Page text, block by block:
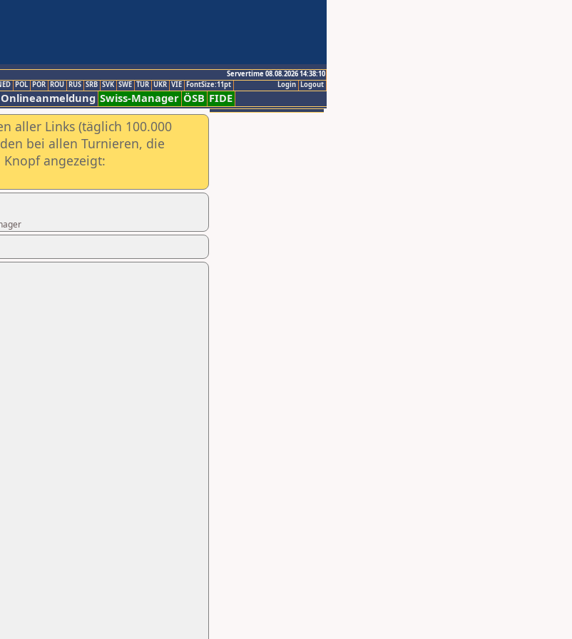
Servertime 08.08.2026 14:38:10
Logout
Login
POL POR ROU RUS SRB SVK SWE TUR UKR VIE FontSize:11pt
Onlineanmeldung Swiss-Manager ÖSB FIDE
aller Links (täglich 100.000
bei allen Turnieren, die
angezeigt: